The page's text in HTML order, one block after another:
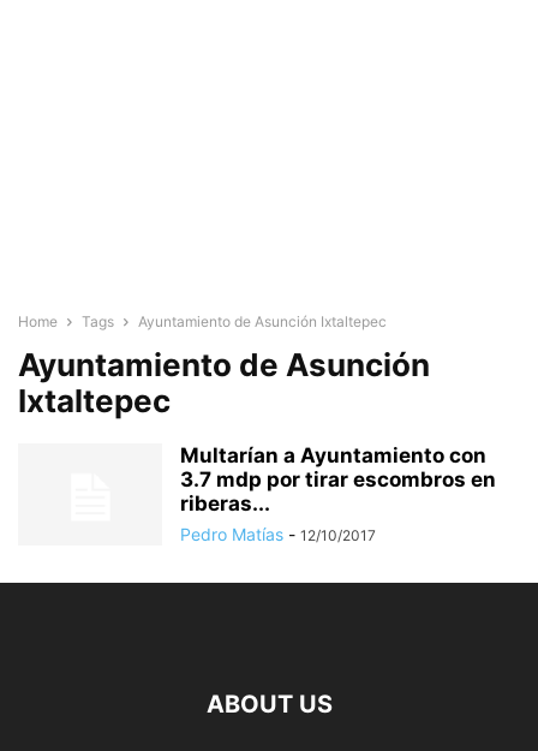
Home Tags Ayuntamiento de Asunción Ixtaltepec
Ayuntamiento de Asunción
Ixtaltepec
Multarían a Ayuntamiento con
3.7 mdp por tirar escombros en
riberas...
Pedro Matías - 12/10/2017
ABOUT US